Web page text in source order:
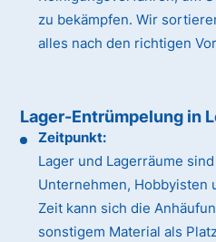
zu bekämpfen. Wir
alles nach den richtigen
Lager-Entrümpelung in
Zeitpunkt:
Lager und Lagerräume
Unternehmen, Hobbyisten
Zeit kann sich die
sonstigem Material als